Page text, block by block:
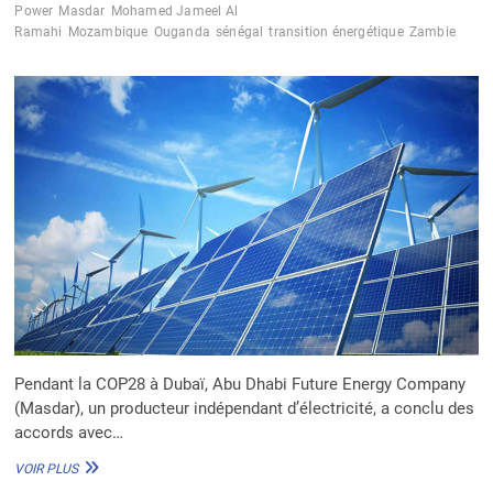
Power Masdar Mohamed Jameel Al
Ramahi
Mozambique Ouganda sénégal transition énergétique Zambie
Pendant la COP28 à Dubaï, Abu Dhabi Future Energy Company
(Masdar), un producteur indépendant d’électricité, a conclu des
accords avec…
VOIR PLUSMASDAR